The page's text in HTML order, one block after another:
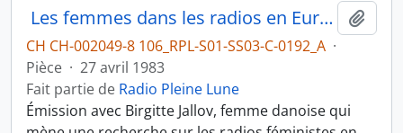
Les femmes dans les radios en Europe, partie 1
CH CH-002049-8 106_RPL-S01-SS03-C-0192_A ·
Pièce · 27 avril 1983
Fait partie de Radio Pleine Lune
Émission avec Birgitte Jallov, femme danoise qui